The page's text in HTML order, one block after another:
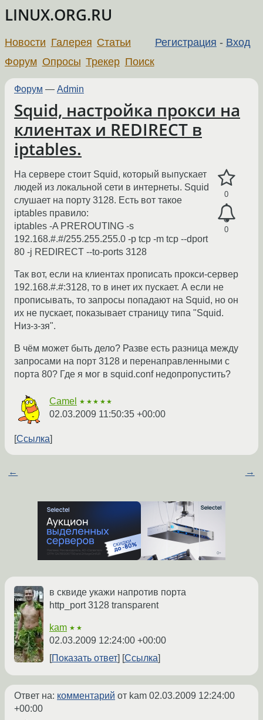
LINUX.ORG.RU
Регистрация - Вход
Новости Галерея Статьи
Форум Опросы Трекер Поиск
Форум — Admin
Squid, настройка прокси на
клиентах и REDIRECT в
iptables.
0
0
На сервере стоит Squid, который выпускает
людей из локальной сети в интернеты. Squid
слушает на порту 3128. Есть вот такое
iptables правило:
iptables -A PREROUTING -s
192.168.#.#/255.255.255.0 -p tcp -m tcp --dport
80 -j REDIRECT --to-ports 3128
Так вот, если на клиентах прописать прокси-сервер
192.168.#.#:3128, то в инет их пускает. А если не
прописывать, то запросы попадают на Squid, но он
их не пускает, показывает страницу типа "Squid.
Низ-з-зя".
В чём может быть дело? Разве есть разница между
запросами на порт 3128 и перенаправленными с
порта 80? Где я мог в squid.conf недопропустить?
Camel ★★★★★
02.03.2009 11:50:35 +00:00
Ссылка
← →
в сквиде укажи напротив порта
http_port 3128 transparent
kam ★★
02.03.2009 12:24:00 +00:00
Показать ответ
Ссылка
Ответ на: комментарий от kam 02.03.2009 12:24:00
+00:00